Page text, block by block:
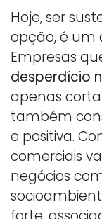
Hoje, ser
opção, é um
Empresas
desperdício
apenas
também
e positiva.
comerciais
negócios